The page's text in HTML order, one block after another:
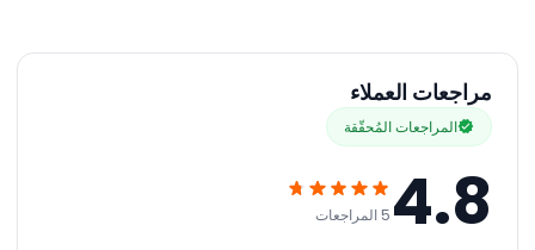
مراجعات العملاء
المراجعات المُحقّقة
4.8 5 المراجعات